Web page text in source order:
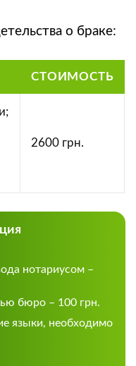
о браке:
СТОИМОСТЬ
2600 грн.
нотариусом –
бюро – 100 грн.
языки, необходимо